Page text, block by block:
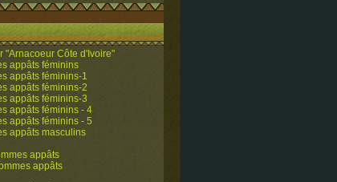
"Arnacoeur Côte d'Ivoire"
appâts féminins
appâts féminins-1
appâts féminins-2
appâts féminins-3
appâts féminins - 4
appâts féminins - 5
appâts masculins
appâts
appâts